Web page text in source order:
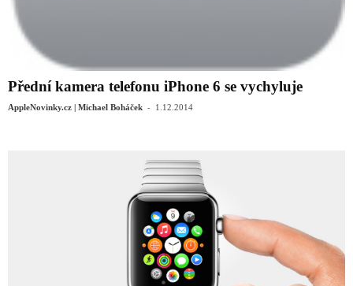
Přední kamera telefonu iPhone 6 se vychyluje
AppleNovinky.cz | Michael Boháček - 1.12.2014